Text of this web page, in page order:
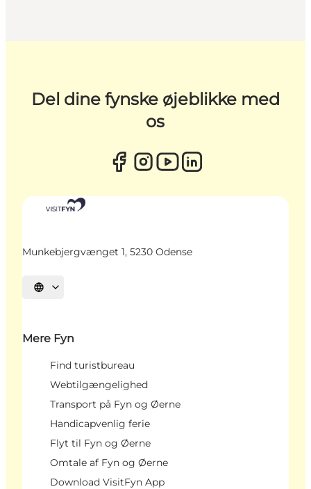
Del dine fynske øjeblikke med
os
Munkebjergvænget 1, 5230 Odense
Vælg sprog
Mere Fyn
Find turistbureau
Webtilgængelighed
Transport på Fyn og Øerne
Handicapvenlig ferie
Flyt til Fyn og Øerne
Omtale af Fyn og Øerne
Download VisitFyn App